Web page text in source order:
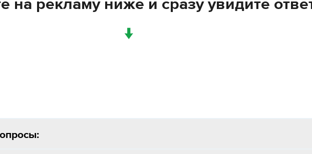
на рекламу ниже и сразу увидите
↓